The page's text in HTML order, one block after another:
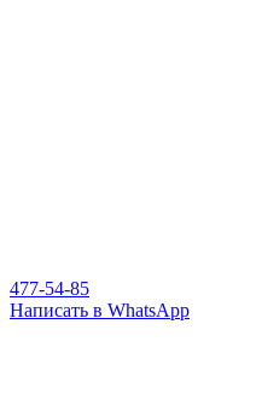
477-54-85
Написать в WhatsApp